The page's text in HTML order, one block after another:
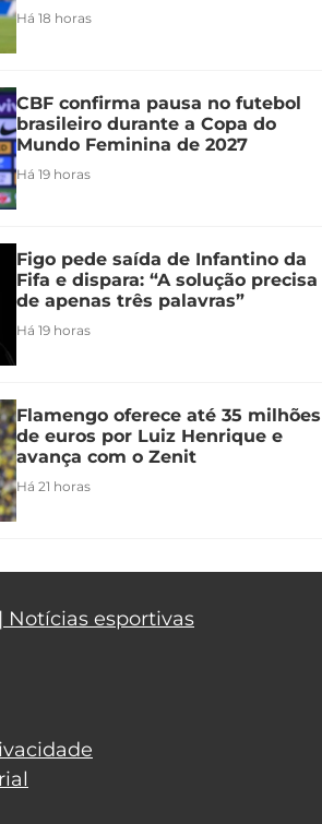
Há 18 horas
CBF confirma pausa no futebol
brasileiro durante a Copa do
Mundo Feminina de 2027
Há 19 horas
Figo pede saída de Infantino da
Fifa e dispara: “A solução precisa
de apenas três palavras”
Há 19 horas
Flamengo oferece até 35 milhões
de euros por Luiz Henrique e
avança com o Zenit
Há 21 horas